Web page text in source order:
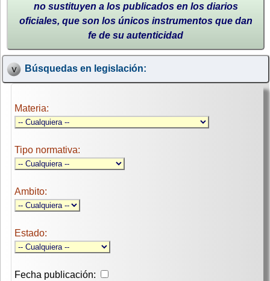
no sustituyen a los publicados en los diarios
oficiales, que son los únicos instrumentos que dan
fe de su autenticidad
Búsquedas en legislación:
Materia:
Tipo normativa:
Ambito:
Estado:
Fecha publicación: